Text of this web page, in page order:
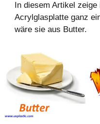
In diesem Artikel
Acrylglasplatte ganz
wäre sie aus Butter.